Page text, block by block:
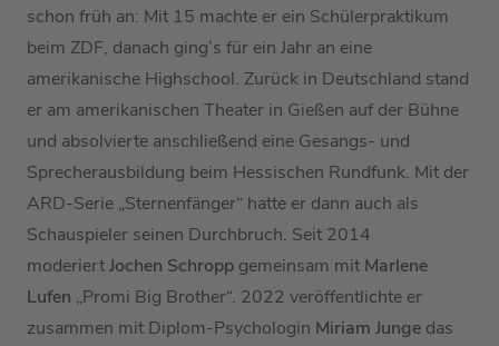
schon früh an: Mit 15 machte er ein Schülerpraktikum
beim ZDF, danach ging’s für ein Jahr an eine
amerikanische Highschool. Zurück in Deutschland stand
er am amerikanischen Theater in Gießen auf der Bühne
und absolvierte anschließend eine Gesangs- und
Sprecherausbildung beim Hessischen Rundfunk. Mit der
ARD-Serie „Sternenfänger“ hatte er dann auch als
Schauspieler seinen Durchbruch. Seit 2014
moderiertJochen Schropp gemeinsam mit Marlene
Lufen „Promi Big Brother“. 2022 veröffentlichte er
zusammen mit Diplom-Psychologin Miriam Junge das